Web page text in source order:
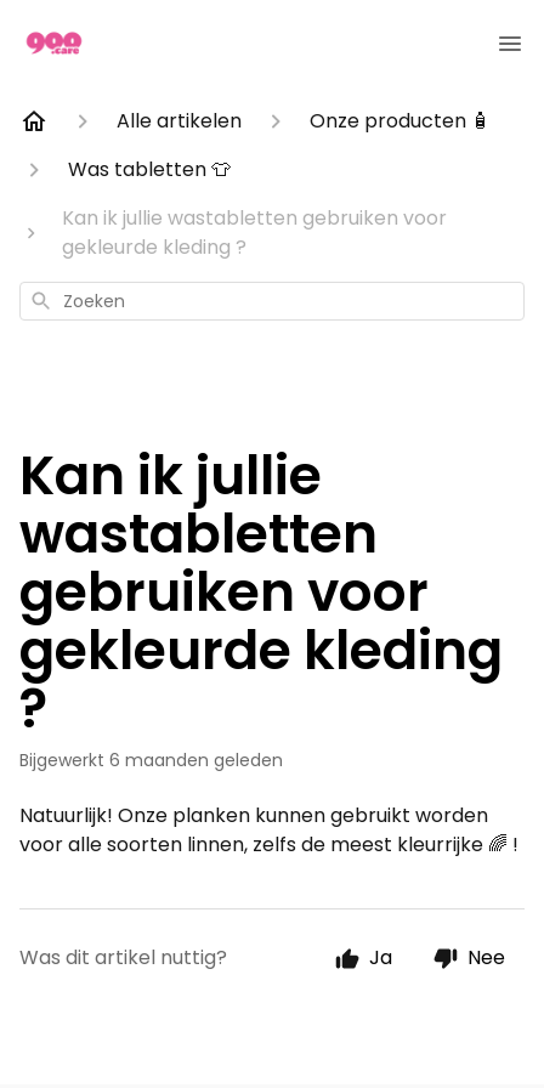
Alle artikelen
Onze producten 🧴
Was tabletten 👕
Kan ik jullie wastabletten gebruiken voor
gekleurde kleding ?
Zoeken
Kan ik jullie
wastabletten
gebruiken voor
gekleurde kleding
?
Bijgewerkt 6 maanden geleden
Natuurlijk! Onze planken kunnen gebruikt worden
voor alle soorten linnen, zelfs de meest kleurrijke 🌈 !
Was dit artikel nuttig? Ja Nee